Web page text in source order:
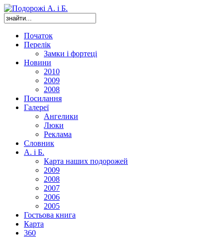
Початок
Перелік
Замки і фортеці
Новини
2010
2009
2008
Посилання
Галереї
Ангелики
Люки
Реклама
Словник
А. і Б.
Карта наших подорожей
2009
2008
2007
2006
2005
Гостьова книга
Карта
360